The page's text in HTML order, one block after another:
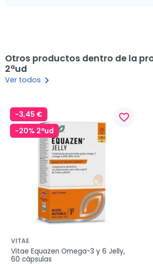
Otros productos dentro de la
2ªud
Ver todos keyboard_arrow_right
-3,45 €
-20% 2ªud
favorite_border
VITAE
Vitae Equazen Omega-3 y 6 Jelly,
60 cápsulas